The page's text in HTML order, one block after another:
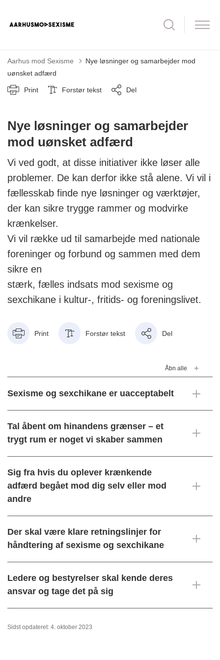
Aarhus mod Sexisme
Nye løsninger og samarbejder mod
uønsket adfærd
Print Forstør tekst Del
Nye løsninger og samarbejder
mod uønsket adfærd
Vi ved godt, at disse initiativer ikke løser alle
problemer. De kan derfor ikke stå alene. Vi vil i
fællesskab finde nye løsninger og værktøjer,
der kan sikre trygge rammer og modvirke
krænkelser.
Vi vil række ud til samarbejde med nationale
foreninger og forbund og sammen med dem
sikre en
stærk, fælles indsats mod sexisme og
sexchikane i kultur-, fritids- og foreningslivet.
Print Forstør tekst Del
Åbn alle
Sexisme og sexchikane er uacceptabelt
Tal åbent om hinandens grænser – et
trygt rum er noget vi skaber sammen
Sig fra hvis du oplever krænkende
adfærd begået mod dig selv eller mod
andre
Der skal være klare retningslinjer for
håndtering af sexisme og sexchikane
Ledere og bestyrelser skal kende deres
ansvar og tage det på sig
Sidst opdateret: 4. oktober 2023